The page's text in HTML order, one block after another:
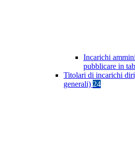
Incarichi
pubblicare in
Titolari di incarichi
generali) 24